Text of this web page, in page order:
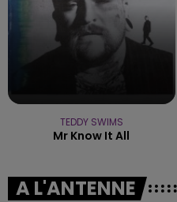
TEDDY SWIMS
Mr Know It All
A L'ANTENNE